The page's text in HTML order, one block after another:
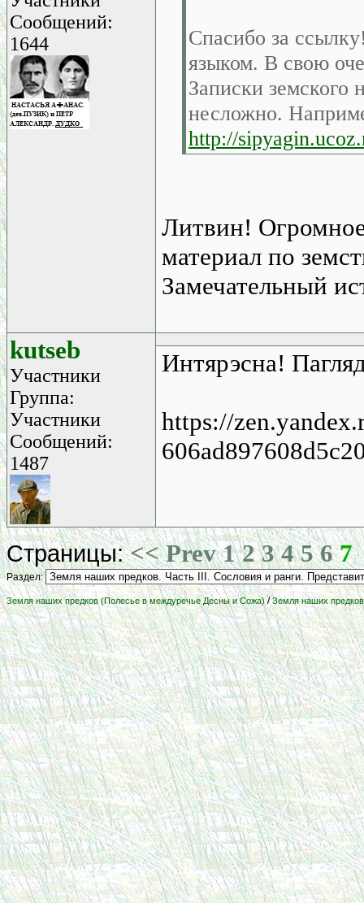
Сообщений:
1644
Спасибо за
языком. В свою
Записки земского
несложно.
http://
Литвин!
материал по
Замечательный
kutseb
Участники
Группа:
Участники
Сообщений:
1487
Интярэсна!
https://
Страницы:<< Prev 1 2 3 4 5 6 7
Раздел:
Земля наших предков (Полесье в междуречье Десны и Сожа) /Земля наших